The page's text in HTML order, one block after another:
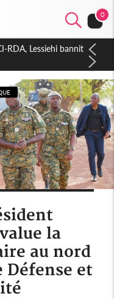
0
contre les
la
au nord
Défense et